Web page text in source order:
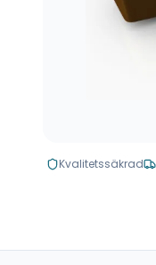
Kvalitetssäkrad